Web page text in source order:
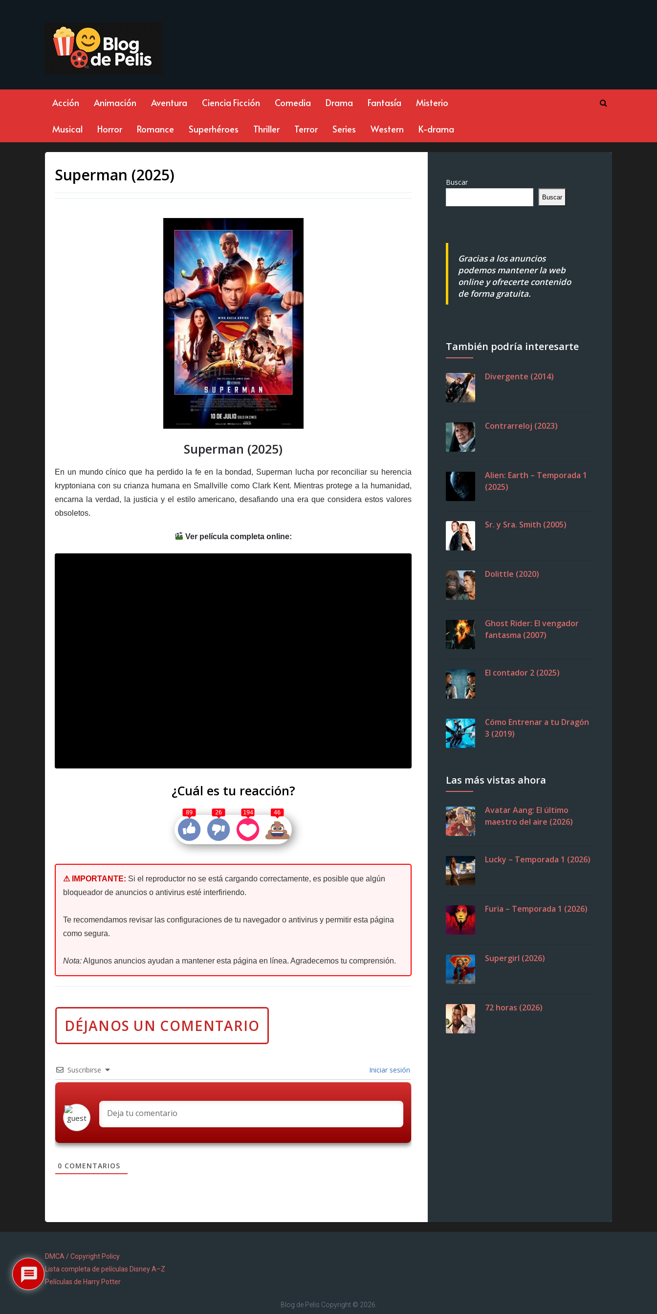
Acción Animación Aventura Ciencia Ficción Comedia Drama Fantasía Misterio
Musical Horror Romance Superhéroes Thriller Terror Series Western K-drama
Superman (2025)
Superman (2025)
En un mundo cínico que ha perdido la fe en la bondad, Superman lucha por reconciliar su herencia
kryptoniana con su crianza humana en Smallville como Clark Kent. Mientras protege a la humanidad,
encarna la verdad, la justicia y el estilo americano, desafiando una era que considera estos valores
obsoletos.
Ver película completa online:
¿Cuál es tu reacción?
89 26 194 46
⚠ IMPORTANTE: Si el reproductor no se está cargando correctamente, es posible que algún
bloqueador de anuncios o antivirus esté interfiriendo.
Te recomendamos revisar las configuraciones de tu navegador o antivirus y permitir esta página
como segura.
Nota:Algunos anuncios ayudan a mantener esta página en línea. Agradecemos tu comprensión.
Suscribirse Iniciar sesión
0 COMENTARIOS
Buscar
Buscar
Gracias a los anuncios
podemos mantener la web
online y ofrecerte contenido
de forma gratuita.
También podría interesarte
Divergente (2014)
Contrarreloj (2023)
Alien: Earth – Temporada 1
(2025)
Sr. y Sra. Smith (2005)
Dolittle (2020)
Ghost Rider: El vengador
fantasma (2007)
El contador 2 (2025)
Cómo Entrenar a tu Dragón
3 (2019)
Las más vistas ahora
Avatar Aang: El último
maestro del aire (2026)
Lucky – Temporada 1 (2026)
Furia – Temporada 1 (2026)
Supergirl (2026)
72 horas (2026)
DMCA / Copyright Policy
Lista completa de películas Disney A–Z
Películas de Harry Potter
Blog de Pelis Copyright © 2026.